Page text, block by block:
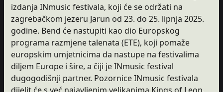
izdanja INmusic festivala, koji će se održati na
zagrebačkom jezeru Jarun od 23. do 25. lipnja 2025.
godine. Bend će nastupiti kao dio Europskog
programa razmjene talenata (ETE), koji pomaže
europskim umjetnicima da nastupe na festivalima
diljem Europe i šire, a čiji je INmusic festival
dugogodišnji partner. Pozornice INmusic festivala